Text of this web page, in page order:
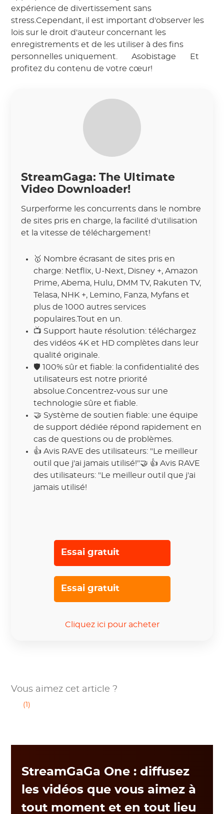
expérience de divertissement sans
stress.Cependant, il est important d'observer les
lois sur le droit d'auteur concernant les
enregistrements et de les utiliser à des fins
personnelles uniquement.
Asobistage
Et
profitez du contenu de votre cœur!
StreamGaga: The Ultimate
Video Downloader!
Surperforme les concurrents dans le nombre
de sites pris en charge, la facilité d'utilisation
et la vitesse de téléchargement!
🥇 Nombre écrasant de sites pris en
charge: Netflix, U-Next, Disney +, Amazon
Prime, Abema, Hulu, DMM TV, Rakuten TV,
Telasa, NHK +, Lemino, Fanza, Myfans et
plus de 1000 autres services
populaires.Tout en un.
📺 Support haute résolution: téléchargez
des vidéos 4K et HD complètes dans leur
qualité originale.
🛡 100% sûr et fiable: la confidentialité des
utilisateurs est notre priorité
absolue.Concentrez-vous sur une
technologie sûre et fiable.
🤝 Système de soutien fiable: une équipe
de support dédiée répond rapidement en
cas de questions ou de problèmes.
👍Avis RAVE des utilisateurs: "Le meilleur
outil que j'ai jamais utilisé!"🤝 👍 Avis RAVE
des utilisateurs: "Le meilleur outil que j'ai
jamais utilisé!
Essai gratuit
Essai gratuit
Cliquez ici pour acheter
Vous aimez cet article ?
(1)
StreamGaGa One : diffusez
les vidéos que vous aimez à
tout moment et en tout lieu